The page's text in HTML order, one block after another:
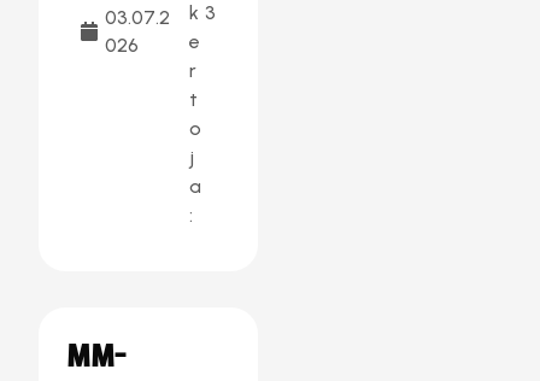
03.07.2
026
k
e
r
t
o
j
a
:
3
MM-